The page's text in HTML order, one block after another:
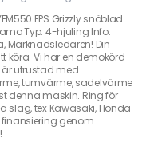
EPS Grizzly snöblad
Typ: 4-hjuling Info:
Marknadsledaren! Din
köra. Vi har en demokörd
är utrustad med
tumvärme, sadelvärme
denna maskin. Ring för
slag, tex Kawasaki, Honda
finansiering genom